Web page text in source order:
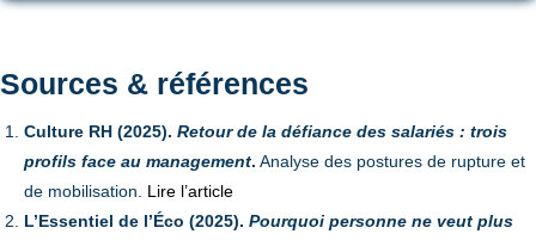
Sources & références
Culture RH (2025). Retour de la défiance des salariés : trois
profils face au management. Analyse des postures de rupture et
de mobilisation. Lire l’article
L’Essentiel de l’Éco (2025). Pourquoi personne ne veut plus